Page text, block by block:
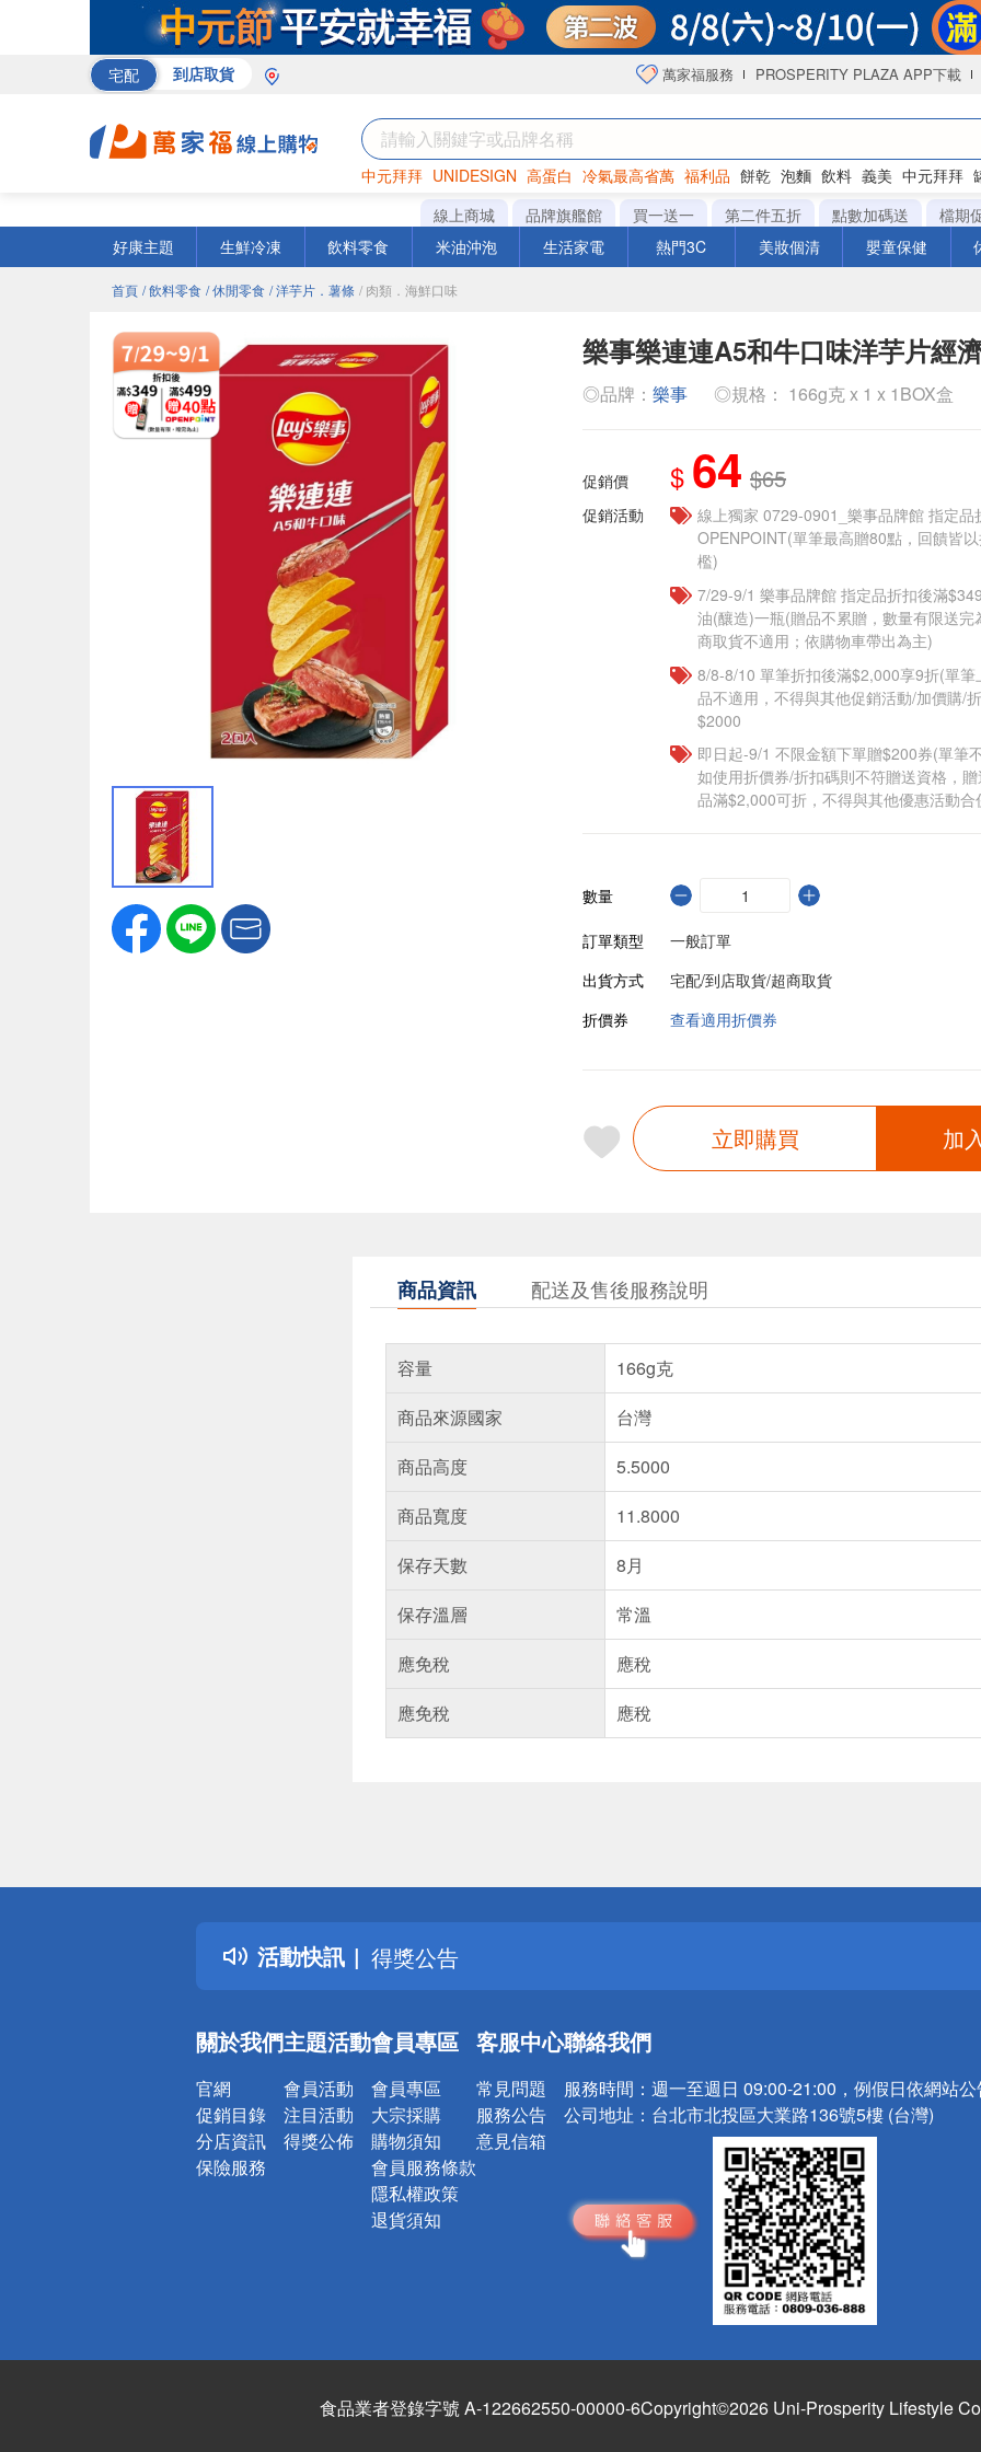
宅配 到店取貨 萬家福服務 PROSPERITY PLAZA APP下載
中元拜拜 UNIDESIGN 高蛋白 冷氣最高省萬 福利品 餅乾 泡麵 飲料 義美 中元拜拜
巧克力 衛生紙 咖啡
線上商城 品牌旗艦館 買一送一 第二件五折 點數加碼送
檔期
好康主題
生鮮冷凍 飲料零食 米油沖泡 生活家電 熱門3C 美妝個清 嬰童保健
首頁 / 飲料零食 / 休閒零食 / 洋芋片．薯條 / 肉類．海鮮口味
樂事樂連連A5和牛口味洋芋片經
◎品牌： 樂事 ◎規格： 166g克 x 1 x 1BOX盒
促銷價 $ 64 $65
促銷活動
線上獨家 0729-0901_樂事品牌館 指定
OPENPOINT(單筆最高贈80點，回饋皆
檻)
7/29-9/1 樂事品牌館 指定品折扣後滿
油(釀造)一瓶(贈品不累贈，數量有限送完
商取貨不適用；依購物車帶出為主)​
8/8-8/10 單筆折扣後滿$2,000享9折(單
品不適用，不得與其他促銷活動/加價購/
$2000
即日起-9/1 不限金額下單贈$200券(單筆
如使用折價券/折扣碼則不符贈送資格，
品滿$2,000可折，不得與其他優惠活動合
數量
訂單類型
一般訂單
出貨方式
宅配/到店取貨/超商取貨
折價券
查看適用折價券
立即購買 加
商品資訊 配送及售後服務說明
容量
166g克
商品來源國家
台灣
商品高度
5.5000
商品寬度
11.8000
保存天數
8月
保存溫層
常溫
應免稅
應稅
應免稅
應稅
活動快訊
詐騙網頁！請小心！
得獎公告
熱門話題
銀行優惠
詐騙網頁！請小心！
關於我們
官網
促銷目錄
分店資訊
保險服務
主題活動
會員活動
注目活動
得獎公佈
會員專區
會員專區
大宗採購
購物須知
會員服務條款
隱私權政策
退貨須知
客服中心
常見問題
服務公告
意見信箱
聯絡我們
服務時間： 週一至週日 09:00-21:00，例假日依網站
公司地址： 台北市北投區大業路136號5樓 (台灣)
食品業者登錄字號 A-122662550-00000-6Copyright©2026 Uni-Prosperity Lifestyle